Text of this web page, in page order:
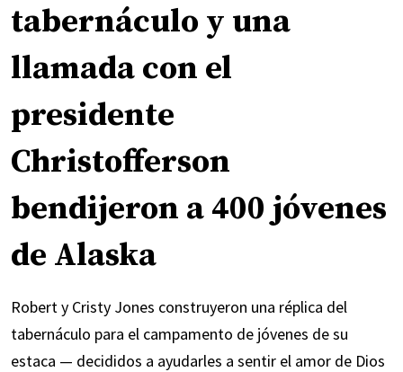
tabernáculo y una
llamada con el
presidente
Christofferson
bendijeron a 400 jóvenes
de Alaska
Robert y Cristy Jones construyeron una réplica del
tabernáculo para el campamento de jóvenes de su
estaca — decididos a ayudarles a sentir el amor de Dios